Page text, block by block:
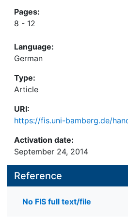
Pages:
8 - 12
Language:
German
Type:
Article
URI:
https://fis.uni-bamberg.de/
Activation date:
September 24, 2014
Reference
No FIS full text/file